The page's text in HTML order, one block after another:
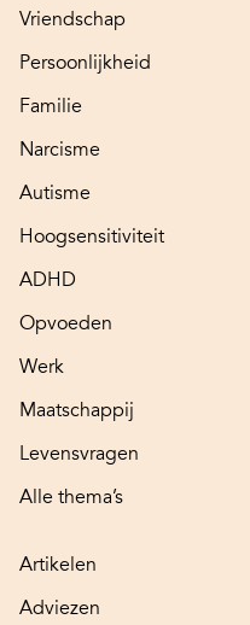
Vriendschap
Persoonlijkheid
Familie
Narcisme
Autisme
Hoogsensitiviteit
ADHD
Opvoeden
Werk
Maatschappij
Levensvragen
Alle thema’s
Artikelen
Adviezen